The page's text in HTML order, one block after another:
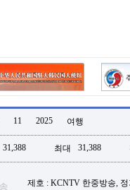
11 2025 여행
31,388 최대 31,388
제호 : KCNTV 한중방송,